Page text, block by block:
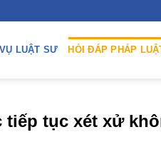
LUẬT SƯ HỎI ĐÁP PHÁP
tục xét xử